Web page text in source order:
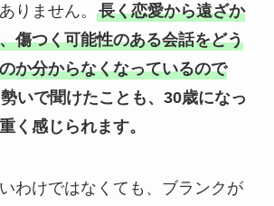
りません。 長く恋愛から遠ざか
傷つく可能性のある会話をどう
か分からなくなっているので
いで聞けたことも、30歳になっ
く感じられます。
わけではなくても、ブランクが